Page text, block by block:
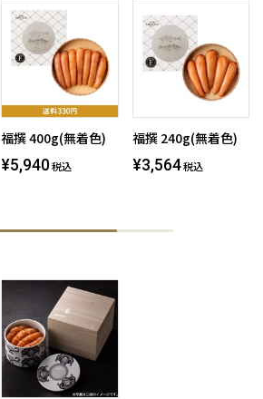
福撰 400g(無着色)
¥5,940 税込
福撰 240g(無着色)
¥3,564税込